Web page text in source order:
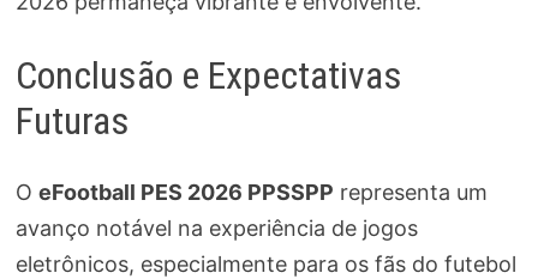
Conclusão e Expectativas
Futuras
O eFootball PES 2026 PPSSPP representa um
avanço notável na experiência de jogos
eletrônicos, especialmente para os fãs do futebol